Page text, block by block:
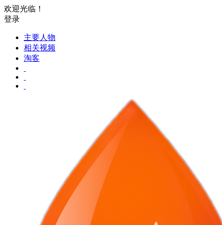
欢迎光临！
登录
主要人物
相关视频
淘客